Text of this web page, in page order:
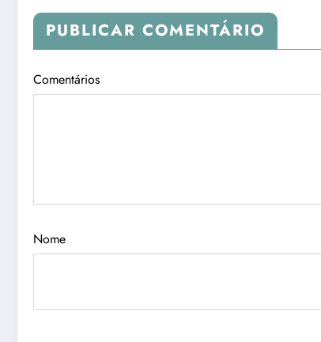
PUBLICAR COMENTÁRIO
Comentários
Nome